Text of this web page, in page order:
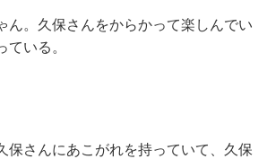
ん。久保さんをからかって楽しんでい
ている。
保さんにあこがれを持っていて、久保